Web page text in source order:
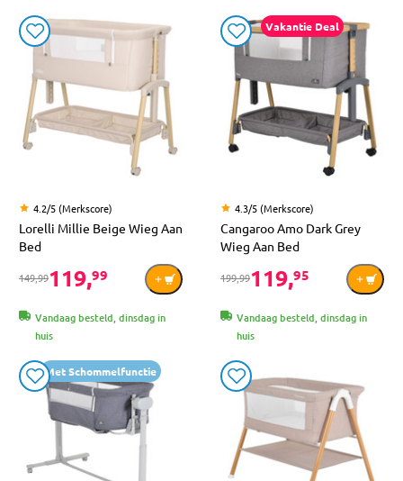
4.2/5 (Merkscore)
Lorelli Millie Beige Wieg Aan
Bed
149,99119,99
Vandaag besteld, dinsdag in
huis
Vakantie Deal
4.3/5 (Merkscore)
Cangaroo Amo Dark Grey
Wieg Aan Bed
199,99119,95
Vandaag besteld, dinsdag in
huis
Met Schommelfunctie